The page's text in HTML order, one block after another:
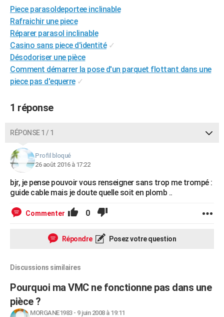
Guides de France
Escapades
Patrimoine
Expositions
Musées
Week-end nature
+LIFESTYLE
Art de vivre
Bien-être
Loisirs
Mode
Modes de vie
SANTE
Alimentation
Guide de la santé
Maladies
Médicaments
Sommeil
Destinations
City break
Voyage nature
Voyage de noces
Forum
Climat
+PHOTO
BONS PLANS
CARTE DE VOEUX
Carte de Noël
Carte Bonne année
Carte Saint-Valentin
Carte Pâques
Carte d'anniversaire
DICTIONNAIRE
Dictionnaire
Biographies
Citations
Expressions
Proverbes
PROGRAMME TV
COPAINS D'AVANT
S'inscrire
Se connecter
Lycées
Collèges
Primaires
Universités
Entreprises
Service militaire
Avis de recherche
AVIS DE DÉCÈS
Piece parasoldeportee inclinable
Rafraichir une piece
Réparer parasol inclinable
Casino sans piece d'identité ✓
Désodoriser une pièce
Comment démarrer la pose d'un parquet flottant dans une
piece pas d'equerre ✓
1 réponse
RÉPONSE 1 / 1
Profil bloqué
26 août 2016 à 17:22
bjr, je pense pouvoir vous renseigner sans trop me trompé :
guide cable mais je doute quelle soit en plomb ..
Commenter 0
Répondre Posez votre question
Discussions similaires
Pourquoi ma VMC ne fonctionne pas dans une
pièce ?
MORGANE1983- 9 juin 2008 à 19:11